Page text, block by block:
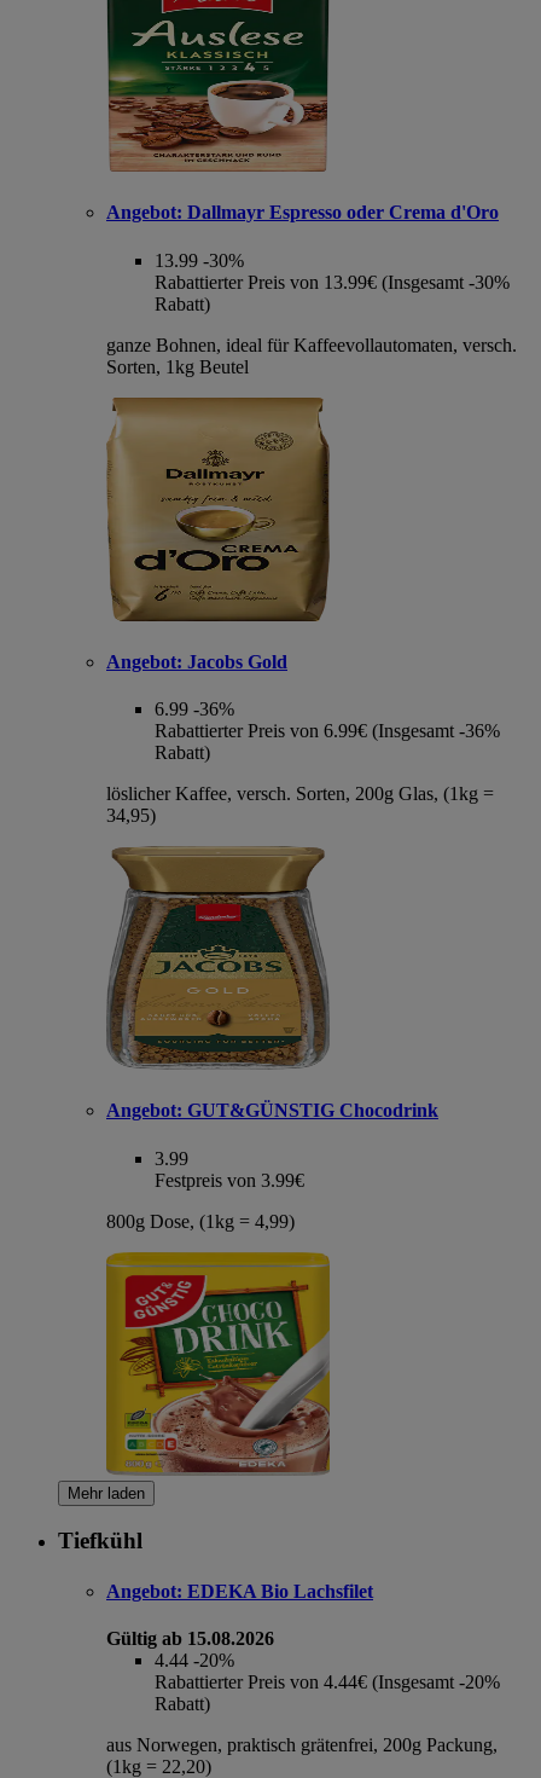
Angebot: Dallmayr Espresso oder Crema d'Oro
13.99 -30%
Rabattierter Preis von 13.99€ (Insgesamt -30%
Rabatt)
ganze Bohnen, ideal für Kaffeevollautomaten, versch.
Sorten, 1kg Beutel
Angebot: Jacobs Gold
6.99 -36%
Rabattierter Preis von 6.99€ (Insgesamt -36%
Rabatt)
löslicher Kaffee, versch. Sorten, 200g Glas, (1kg =
34,95)
Angebot: GUT&GÜNSTIG Chocodrink
3.99
Festpreis von 3.99€
800g Dose, (1kg = 4,99)
Mehr laden
Tiefkühl
Angebot: EDEKA Bio Lachsfilet
Gültig ab 15.08.2026
4.44 -20%
Rabattierter Preis von 4.44€ (Insgesamt -20%
Rabatt)
aus Norwegen, praktisch grätenfrei, 200g Packung,
(1kg = 22,20)